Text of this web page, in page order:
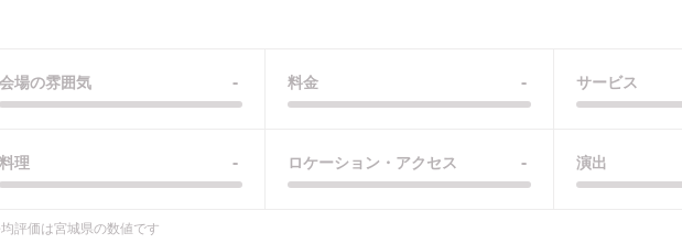
会場の雰囲気 - 料金 - サービス
料理 - ロケーション・アクセス - 演出
評価は宮城県の数値です